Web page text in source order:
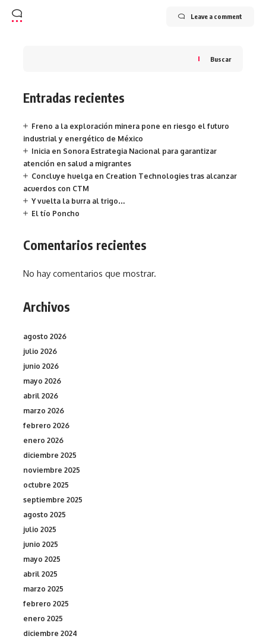
Leave a comment
Buscar
Entradas recientes
Freno a la exploración minera pone en riesgo el futuro
industrial y energético de México
Inicia en Sonora Estrategia Nacional para garantizar
atención en salud a migrantes
Concluye huelga en Creation Technologies tras alcanzar
acuerdos con CTM
Y vuelta la burra al trigo…
El tío Poncho
Comentarios recientes
No hay comentarios que mostrar.
Archivos
agosto 2026
julio 2026
junio 2026
mayo 2026
abril 2026
marzo 2026
febrero 2026
enero 2026
diciembre 2025
noviembre 2025
octubre 2025
septiembre 2025
agosto 2025
julio 2025
junio 2025
mayo 2025
abril 2025
marzo 2025
febrero 2025
enero 2025
diciembre 2024